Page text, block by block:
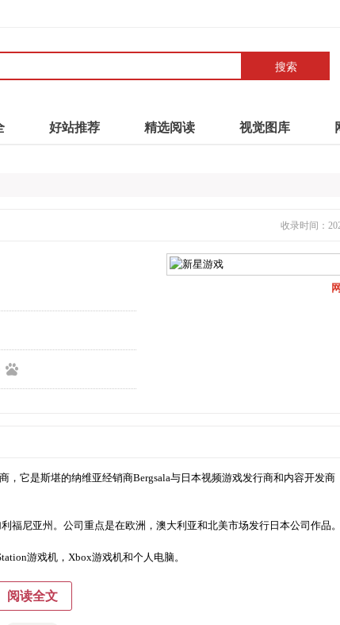
搜索
好站推荐 精选阅读 视觉图库
收录时间：
，它是斯堪的纳维亚经销商Bergsala与日本视频游戏发行商和内容开发商
尼亚州。公司重点是在欧洲，澳大利亚和北美市场发行日本公司作品。
游戏机，Xbox游戏机和个人电脑。
阅读全文